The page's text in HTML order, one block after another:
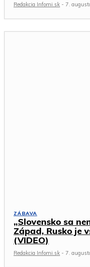
Redakcia Infomi.sk - 7.
ZÁBAVA
„Slovensko sa
Západ, Rusko je
(VIDEO)
Redakcia Infomi.sk - 7.